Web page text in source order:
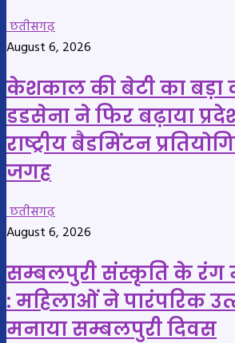
छतीसगढ़
August 6, 2026
केशकाल की बेटी का बड़ा
डडसेना ने फिर बढ़ाया
राष्ट्रीय बैडमिंटन
जगह
छतीसगढ़
August 6, 2026
सम्बलपुरी संस्कृति के रंग
: महिलाओं ने पारंपरिक
मनाया सम्बलपुरी दिवस